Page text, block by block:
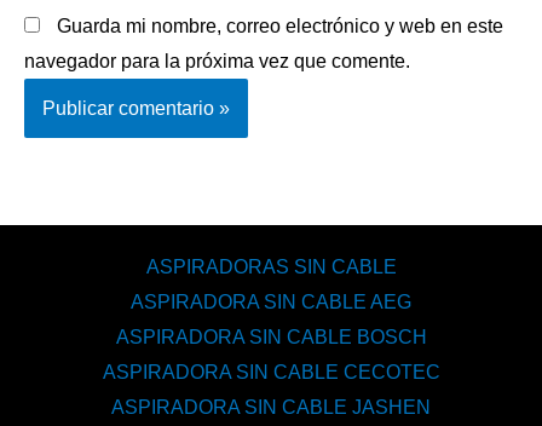
Guarda mi nombre, correo electrónico y web en este
navegador para la próxima vez que comente.
ASPIRADORAS SIN CABLE
ASPIRADORA SIN CABLE AEG
ASPIRADORA SIN CABLE BOSCH
ASPIRADORA SIN CABLE CECOTEC
ASPIRADORA SIN CABLE JASHEN